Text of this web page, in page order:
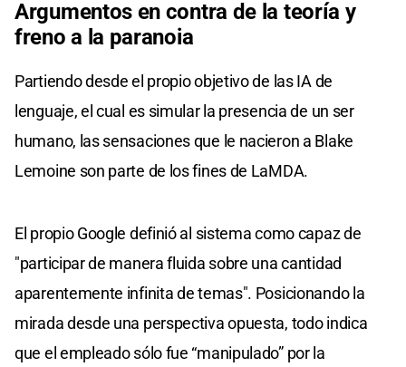
Argumentos en contra de la teoría y
freno a la paranoia
Partiendo desde el propio objetivo de las IA de
lenguaje, el cual es simular la presencia de un ser
humano, las sensaciones que le nacieron a Blake
Lemoine son parte de los fines de LaMDA.
El propio Google definió al sistema como capaz de
"participar de manera fluida sobre una cantidad
aparentemente infinita de temas". Posicionando la
mirada desde una perspectiva opuesta, todo indica
que el empleado sólo fue “manipulado” por la